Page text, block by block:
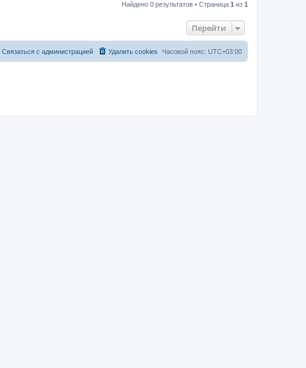
Найдено 0 результатов • Страница 1 из 1
Перейти
Часовой пояс: UTC+03:00
Удалить cookies
Связаться с администрацией